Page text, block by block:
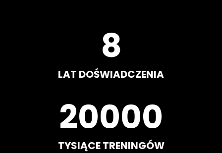
8
LAT DOŚWIADCZENIA
20000
TYSIĄCE TRENINGÓW